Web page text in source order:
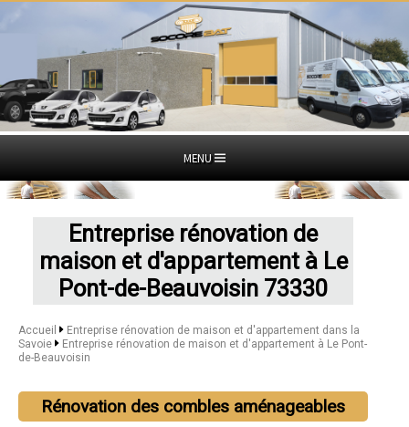
MENU
Entreprise rénovation de
maison et d'appartement à Le
Pont-de-Beauvoisin 73330
Accueil
Entreprise rénovation de maison et d'appartement dans la
Savoie
Entreprise rénovation de maison et d'appartement à Le Pont-
de-Beauvoisin
Rénovation des combles aménageables